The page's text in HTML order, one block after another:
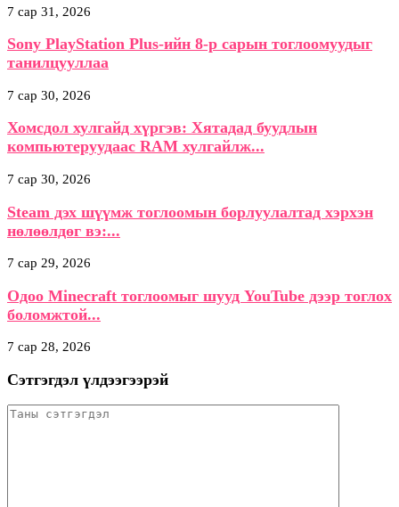
7 сар 31, 2026
Sony PlayStation Plus-ийн 8-р сарын тоглоомуудыг
танилцууллаа
7 сар 30, 2026
Хомсдол хулгайд хүргэв: Хятадад буудлын
компьютеруудаас RAM хулгайлж...
7 сар 30, 2026
Steam дэх шүүмж тоглоомын борлуулалтад хэрхэн
нөлөөлдөг вэ:...
7 сар 29, 2026
Одоо Minecraft тоглоомыг шууд YouTube дээр тоглох
боломжтой...
7 сар 28, 2026
Сэтгэгдэл үлдээгээрэй